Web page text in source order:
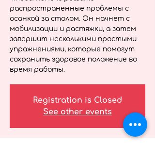
распространенные проблемы с
осанкой за столом. Он начнет с
мобилизации и растяжки, а затем
завершит несколькими простыми
упражнениями, которые помогут
сохранить здоровое положение во
время работы.
Registration is Closed
See other events